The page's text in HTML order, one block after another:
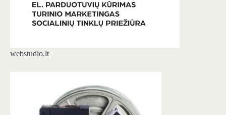
webstudio.lt